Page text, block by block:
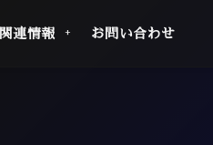
関連情報 お問い合わせ